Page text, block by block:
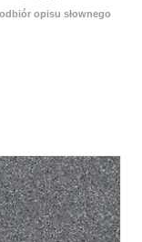
opisu słownego